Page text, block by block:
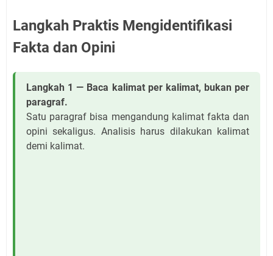
Langkah Praktis Mengidentifikasi
Fakta dan Opini
Langkah 1 — Baca kalimat per kalimat, bukan per
paragraf.
Satu paragraf bisa mengandung kalimat fakta dan
opini sekaligus. Analisis harus dilakukan kalimat
demi kalimat.